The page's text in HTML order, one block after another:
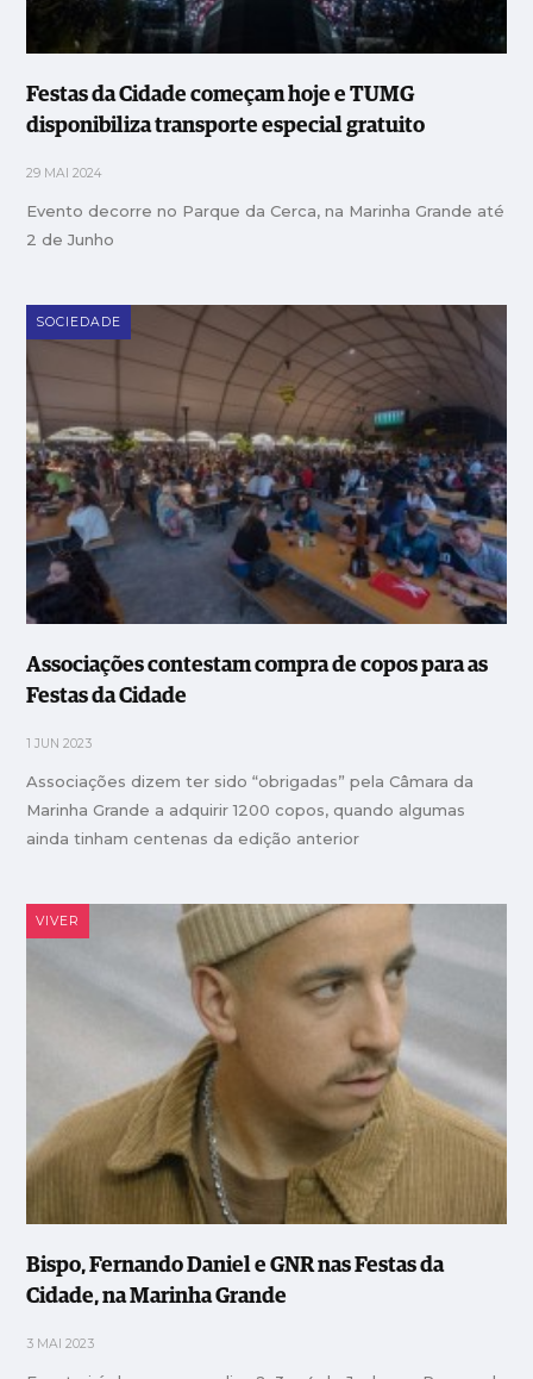
Festas da Cidade começam hoje e TUMG
disponibiliza transporte especial gratuito
29 MAI 2024
Evento decorre no Parque da Cerca, na Marinha Grande até
2 de Junho
SOCIEDADE
Associações contestam compra de copos para as
Festas da Cidade
1 JUN 2023
Associações dizem ter sido “obrigadas” pela Câmara da
Marinha Grande a adquirir 1200 copos, quando algumas
ainda tinham centenas da edição anterior
VIVER
Bispo, Fernando Daniel e GNR nas Festas da
Cidade, na Marinha Grande
3 MAI 2023